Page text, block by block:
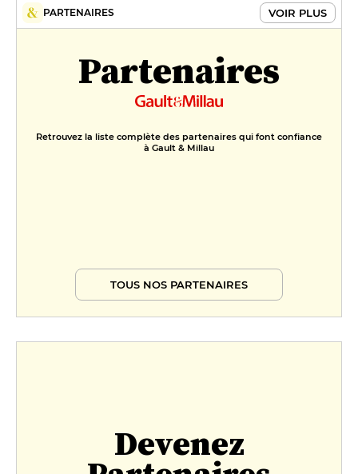
FORMULES
Menu Vendange
27 €
39 €
PARTENAIRES VOIR PLUS
Partenaires
Retrouvez la liste complète des partenaires qui font confiance
à Gault & Millau
TOUS NOS PARTENAIRES
Devenez